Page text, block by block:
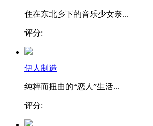
住在东北乡下的音乐少女奈...
评分:
伊人制造
纯粹而扭曲的“恋人”生活...
评分: